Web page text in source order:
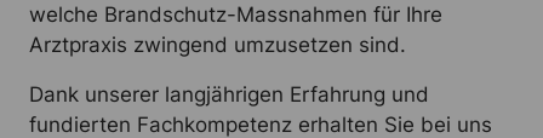
welche Brandschutz-Massnahmen für Ihre
Arztpraxis zwingend umzusetzen sind.
Dank unserer langjährigen Erfahrung und
fundierten Fachkompetenz erhalten Sie bei uns